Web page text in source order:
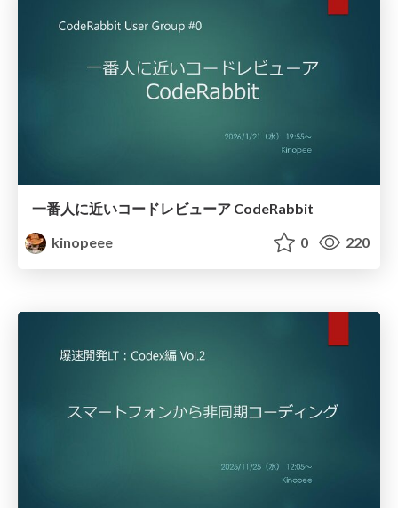
一番人に近いコードレビューア CodeRabbit
kinopeee
0 220